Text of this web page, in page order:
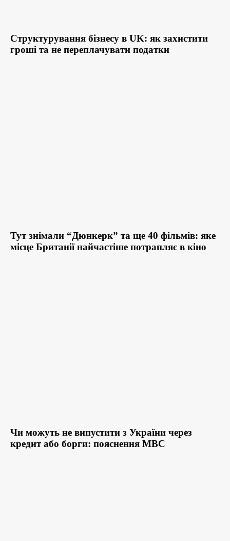
Структурування бізнесу в UK: як захистити
гроші та не переплачувати податки
Тут знімали “Дюнкерк” та ще 40 фільмів: яке
місце Британії найчастіше потрапляє в кіно
Чи можуть не випустити з України через
кредит або борги: пояснення МВС